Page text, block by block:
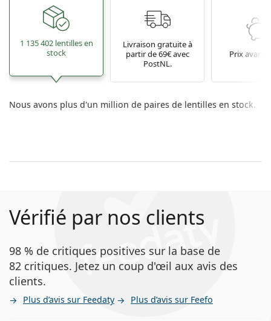
1 135 402 lentilles en
stock
Livraison gratuite à
partir de 69€ avec
PostNL.
Prix
Nous avons plus d'un million de paires de lentilles en stock.
Vérifié par nos clients
98 % de critiques positives sur la base de
82 critiques. Jetez un coup d'œil aux avis des
clients.
Plus d’avis sur Feedaty Plus d’avis sur Feefo